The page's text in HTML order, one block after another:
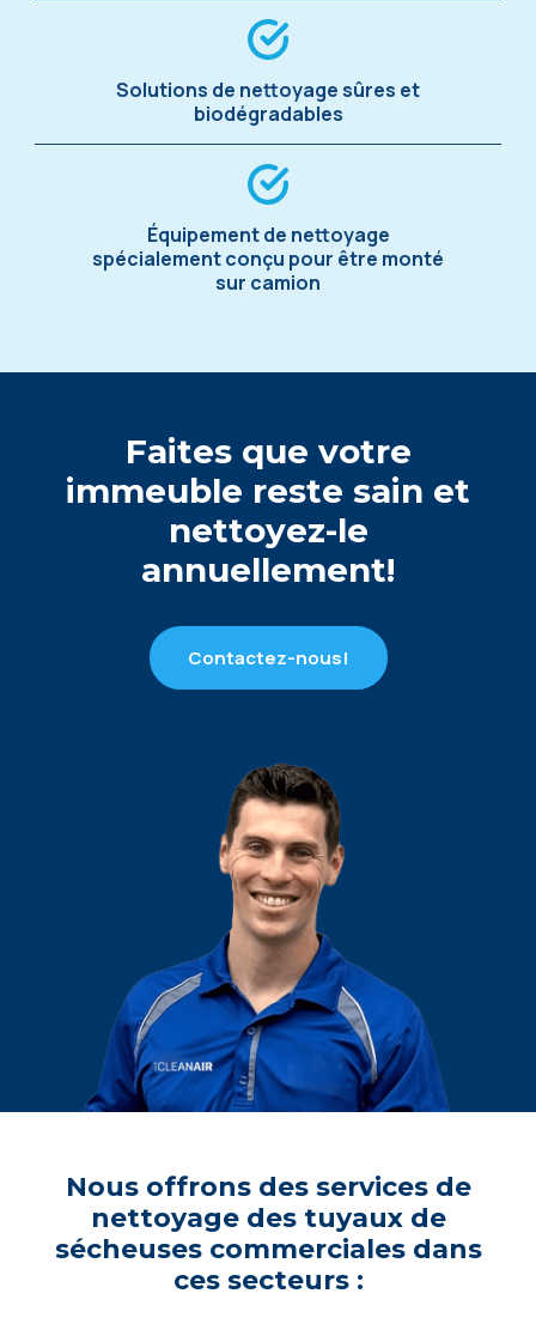
Solutions de nettoyage sûres et
biodégradables
Équipement de nettoyage
spécialement conçu pour être monté
sur camion
Faites que votre
immeuble reste sain et
nettoyez-le
annuellement!
Contactez-nous!
Nous offrons des services de
nettoyage des tuyaux de
sécheuses commerciales dans
ces secteurs :